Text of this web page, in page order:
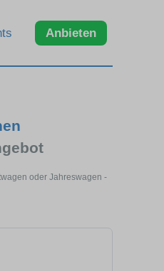
Anbieten
oder Jahreswagen -